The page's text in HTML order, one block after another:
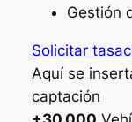
Gestión
Solicitar
Aquí se
captación